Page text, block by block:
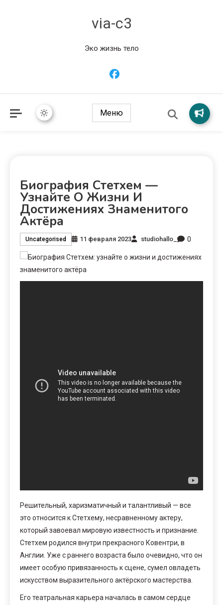
via-c3
Эко жизнь тело
Меню
Биография Стетхем —
Узнайте О Жизни И
Достижениях Знаменитого
Актёра
Uncategorised 11 февраля 2023 studiohallo_ 0
Решительный, харизматичный и талантливый — все
это относится к Стетхему, несравненному актеру,
который завоевал мировую известность и признание.
Стетхем родился внутри прекрасного Ковентри, в
Англии. Уже с раннего возраста было очевидно, что он
имеет особую привязанность к сцене, сумел овладеть
искусством выразительного актёрского мастерства.
Его театральная карьера началась в самом сердце